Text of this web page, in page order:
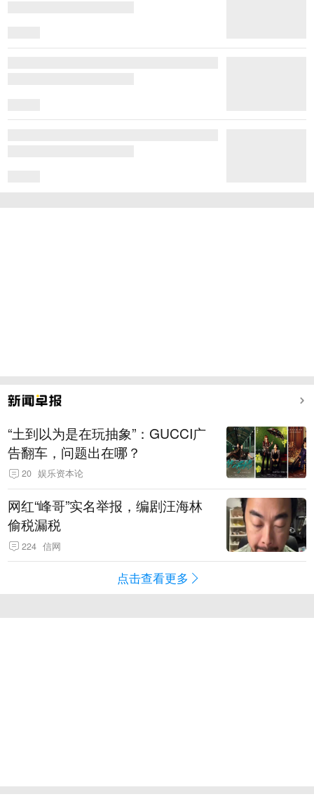
“土到以为是在玩抽象”：GUCCI广
告翻车，问题出在哪？
20 娱乐资本论
网红“峰哥”实名举报，编剧汪海林
偷税漏税
224 信网
点击查看更多